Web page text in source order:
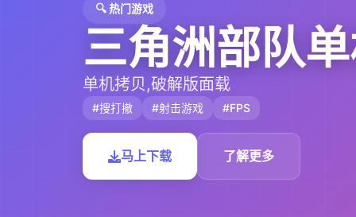
🔍 热门游戏
三角洲部队
单机拷贝,破解版面载
#搜打撤 #射击游戏 #FPS
马上下载 了解更多